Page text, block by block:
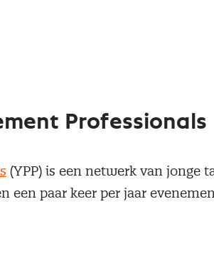
Professionals
(YPP) is een netwerk van jonge
een paar keer per jaar